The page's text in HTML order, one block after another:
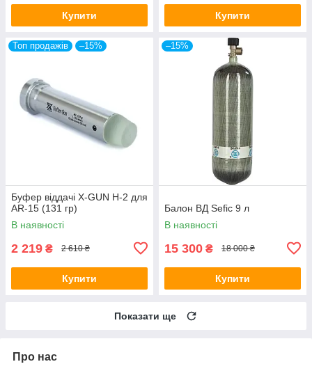
Купити Купити
Топ продажів –15%
Буфер віддачі X-GUN H-2 для
AR-15 (131 гр)
В наявності
2 219 ₴ 2 610 ₴
Купити
–15%
Балон ВД Sefic 9 л
В наявності
15 300 ₴ 18 000 ₴
Купити
Показати ще
Про нас